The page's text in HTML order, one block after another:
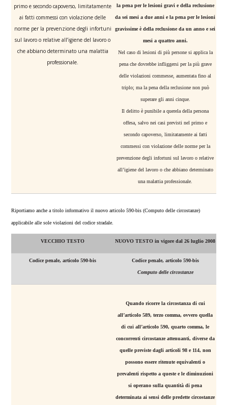
primo e secondo capoverso, limitatamente
ai fatti commessi con violazione delle
norme per la prevenzione degli infortuni
sul lavoro o relative all’igiene del lavoro o
che abbiano determinato una malattia
professionale.
la pena per le lesioni gravi e della reclusione
da sei mesi a due anni e la pena per le lesioni
gravissime è della reclusione da un anno e sei
mesi a quattro anni.
Nel caso di lesioni di più persone si applica la
pena che dovrebbe infliggersi per la più grave
delle violazioni commesse, aumentata fino al
triplo; ma la pena della reclusione non può
superare gli anni cinque.
Il delitto è punibile a querela della persona
offesa, salvo nei casi previsti nel primo e
secondo capoverso, limitatamente ai fatti
commessi con violazione delle norme per la
prevenzione degli infortuni sul lavoro o relative
all’igiene del lavoro o che abbiano determinato
una malattia professionale.
Riportiamo anche a titolo informativo il nuovo articolo 590-bis (Computo delle circostanze)
applicabile alle sole violazioni del codice stradale.
VECCHIO TESTO NUOVO TESTO in vigore dal 26 luglio 2008
Codice penale, articolo 590-bis Codice penale, articolo 590-bis
Computo delle circostanze
Quando ricorre la circostanza di cui
all’articolo 589, terzo comma, ovvero quella
di cui all’articolo 590, quarto comma, le
concorrenti circostanze attenuanti, diverse da
quelle previste dagli articoli 98 e 114, non
possono essere ritenute equivalenti o
prevalenti rispetto a queste e le diminuzioni
si operano sulla quantità di pena
determinata ai sensi delle predette circostanze